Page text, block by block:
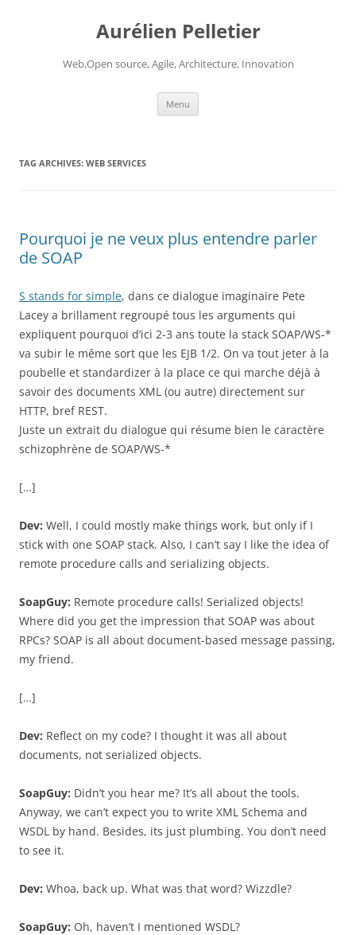
Aurélien Pelletier
Web,Open source, Agile, Architecture, Innovation
Menu
TAG ARCHIVES: WEB SERVICES
Pourquoi je ne veux plus entendre parler
de SOAP
S stands for simple, dans ce dialogue imaginaire Pete
Lacey a brillament regroupé tous les arguments qui
expliquent pourquoi d’ici 2-3 ans toute la stack SOAP/WS-*
va subir le même sort que les EJB 1/2. On va tout jeter à la
poubelle et standardizer à la place ce qui marche déjà à
savoir des documents XML (ou autre) directement sur
HTTP, bref REST.
Juste un extrait du dialogue qui résume bien le caractère
schizophrène de SOAP/WS-*
[…]
Dev: Well, I could mostly make things work, but only if I
stick with one SOAP stack. Also, I can’t say I like the idea of
remote procedure calls and serializing objects.
SoapGuy: Remote procedure calls! Serialized objects!
Where did you get the impression that SOAP was about
RPCs? SOAP is all about document-based message passing,
my friend.
[…]
Dev: Reflect on my code? I thought it was all about
documents, not serialized objects.
SoapGuy: Didn’t you hear me? It’s all about the tools.
Anyway, we can’t expect you to write XML Schema and
WSDL by hand. Besides, its just plumbing. You don’t need
to see it.
Dev: Whoa, back up. What was that word? Wizzdle?
SoapGuy: Oh, haven’t I mentioned WSDL?